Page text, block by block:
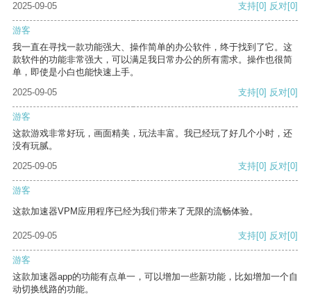
2025-09-05
支持[0] 反对[0]
游客
我一直在寻找一款功能强大、操作简单的办公软件，终于找到了它。这
款软件的功能非常强大，可以满足我日常办公的所有需求。操作也很简
单，即使是小白也能快速上手。
2025-09-05
支持[0] 反对[0]
游客
这款游戏非常好玩，画面精美，玩法丰富。我已经玩了好几个小时，还
没有玩腻。
2025-09-05
支持[0] 反对[0]
游客
这款加速器VPM应用程序已经为我们带来了无限的流畅体验。
2025-09-05 支持[0] 反对[0]
游客
这款加速器app的功能有点单一，可以增加一些新功能，比如增加一个自
动切换线路的功能。